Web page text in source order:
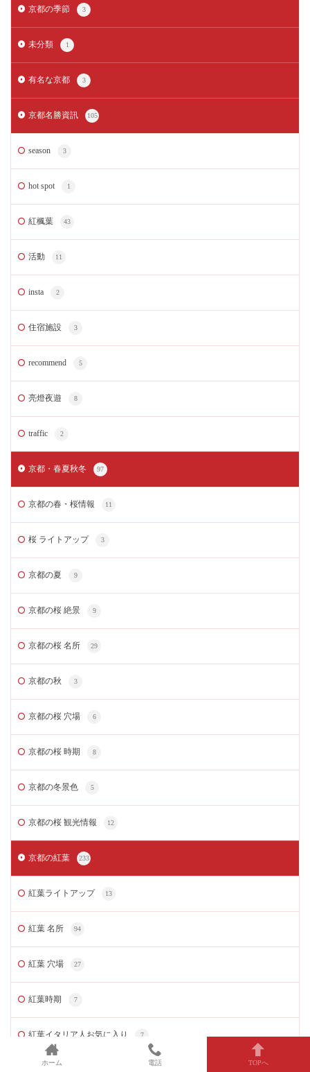
京都の季節 3
未分類 1
有名な京都 3
京都名勝資訊 105
season 3
hot spot 1
紅楓葉 43
活動 11
insta 2
住宿施設 3
recommend 5
亮燈夜遊 8
traffic 2
京都・春夏秋冬 97
京都の春・桜情報 11
桜 ライトアップ 3
京都の夏 9
京都の桜 絶景 9
京都の桜 名所 29
京都の秋 3
京都の桜 穴場 6
京都の桜 時期 8
京都の冬景色 5
京都の桜 観光情報 12
京都の紅葉 233
紅葉ライトアップ 13
紅葉 名所 94
紅葉 穴場 27
紅葉時期 7
紅葉イタリア人お気に入り 7
ホーム 電話 TOPへ